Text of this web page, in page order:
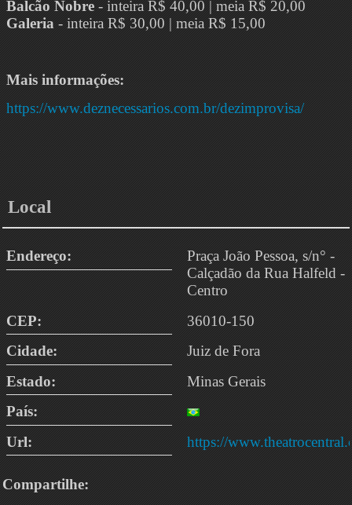
Balcão Nobre - inteira R$ 40,00 | meia R$ 20,00
Galeria - inteira R$ 30,00 | meia R$ 15,00
Mais informações:
https://www.deznecessarios.com.br/dezimprovisa/
Local
Endereço:
Praça João Pessoa, s/n° -
Calçadão da Rua Halfeld -
Centro
CEP:
36010-150
Cidade:
Juiz de Fora
Estado:
Minas Gerais
País:
Url:
https://
Compartilhe: